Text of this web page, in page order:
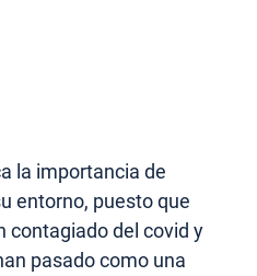
la importancia de
entorno, puesto que
contagiado del covid y
pasado como una